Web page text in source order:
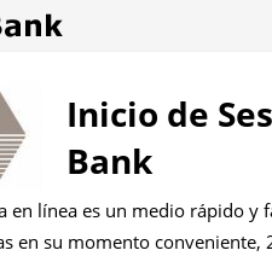
Inicio de
Bank
en línea es un medio rápido y
en su momento conveniente,